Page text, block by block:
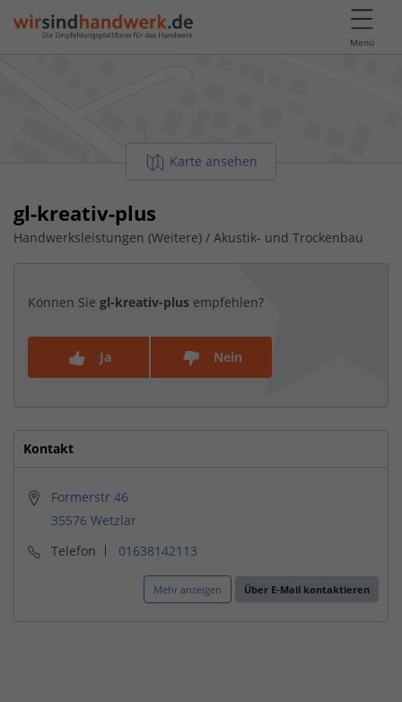
Menü
Karte ansehen
gl-kreativ-plus
Handwerksleistungen (Weitere) / Akustik- und Trockenbau
Können Sie gl-kreativ-plus empfehlen?
Ja Nein
Kontakt
Formerstr 46
35576 Wetzlar
Telefon
01638142113
Mehr anzeigen Über E-Mail kontaktieren